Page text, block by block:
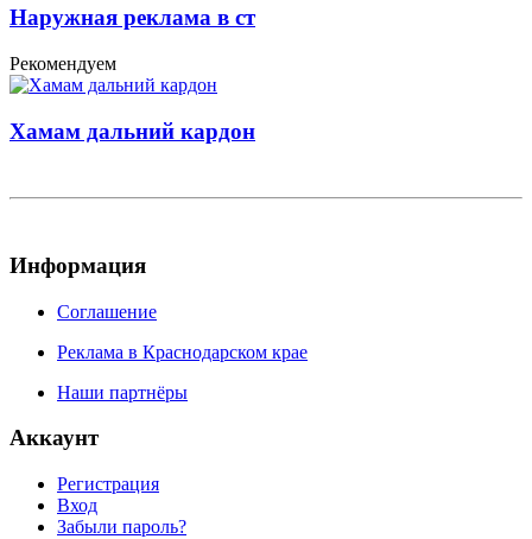
Наружная реклама в ст
Рекомендуем
Хамам дальний кардон
Информация
Соглашение
Реклама в Краснодарском крае
Наши партнёры
Аккаунт
Регистрация
Вход
Забыли пароль?